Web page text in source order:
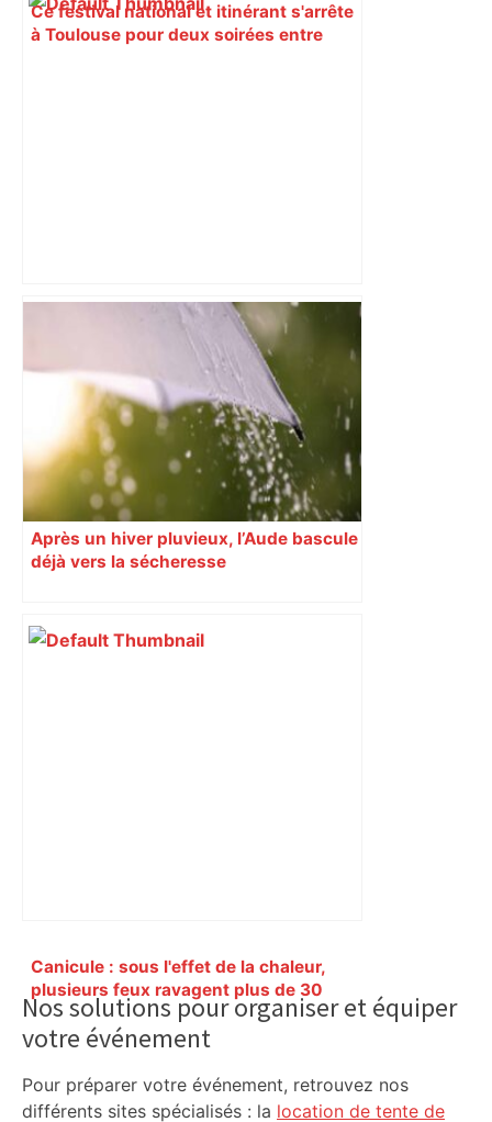
Ce festival national et itinérant s'arrête
à Toulouse pour deux soirées entre
Espoirs fédéraux (1/2 finale) : le TOEC-
TOAC-FCT s'offre une finale au bout du
suspense – ladepeche.fr
Après un hiver pluvieux, l’Aude bascule
déjà vers la sécheresse
Canicule : sous l'effet de la chaleur,
plusieurs feux ravagent plus de 30
hectares de végétation au sud de
Toulouse – ladepeche.fr
Primary
Sidebar
Nos solutions pour organiser et équiper
votre événement
Pour préparer votre événement, retrouvez nos
différents sites spécialisés : la location de tente de